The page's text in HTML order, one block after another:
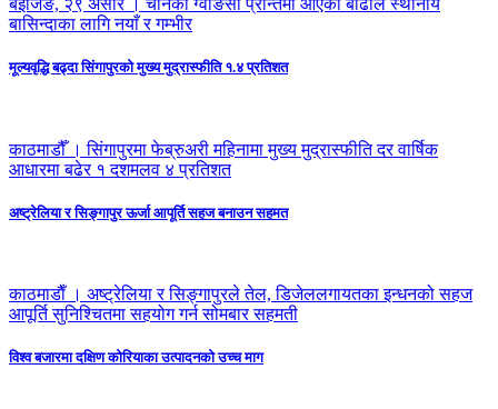
बेइजिङ, २९ असार । चीनको ग्वाङसी प्रान्तमा आएको बाढीले स्थानीय
बासिन्दाका लागि नयाँ र गम्भीर
मूल्यवृद्धि बढ्दा सिंगापुरको मुख्य मुद्रास्फीति १.४ प्रतिशत
काठमाडौँ । सिंगापुरमा फेब्रुअरी महिनामा मुख्य मुद्रास्फीति दर वार्षिक
आधारमा बढेर १ दशमलव ४ प्रतिशत
अष्ट्रेलिया र सिङ्गापुर ऊर्जा आपूर्ति सहज बनाउन सहमत
काठमाडाैँ । अष्ट्रेलिया र सिङ्गापुरले तेल, डिजेललगायतका इन्धनको सहज
आपूर्ति सुनिश्चितमा सहयोग गर्न सोमबार सहमती
विश्व बजारमा दक्षिण कोरियाका उत्पादनको उच्च माग